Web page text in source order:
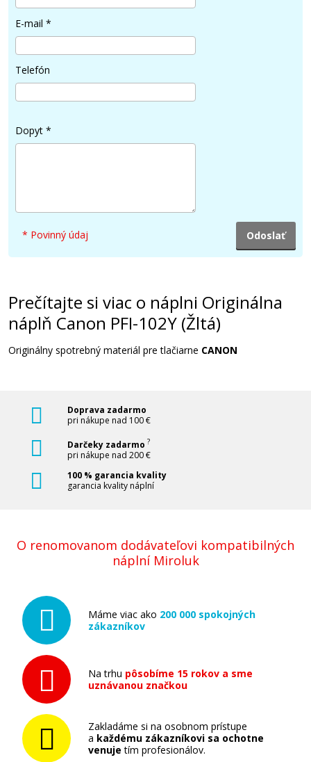
41,90 €
Pridať do košíka
Kompatibilná náplň s Canon PFI-102Y
41,90 €
Originálna odpadová nádobka CANON
MC-16 (1320B010)
Originálna odpadová nádobka Canon MC-
10 (1320B014)
Originálna odpadová nádobka
65,90 €
E-mail *
Telefón
Dopyt *
* Povinný údaj
Prečítajte si viac o náplni Originálna
náplň Canon PFI-102Y (Žltá)
Originálny spotrebný materiál pre tlačiarne CANON
Doprava zadarmo
pri nákupe nad 100 €
Darčeky zadarmo ?
pri nákupe nad 200 €
100 % garancia kvality
garancia kvality náplní
O renomovanom dodávateľovi kompatibilných
náplní Miroluk
Máme viac ako 200 000 spokojných
zákazníkov
Na trhu pôsobíme 15 rokov a sme
uznávanou značkou
Zakladáme si na osobnom prístupe
a každému zákazníkovi sa ochotne
venuje tím profesionálov.